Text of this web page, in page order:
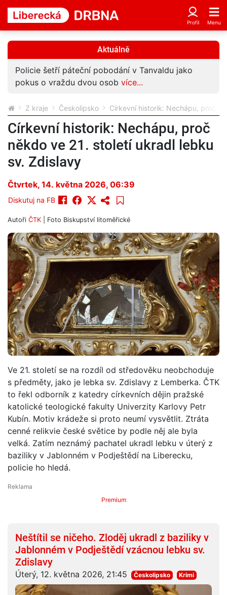
Aktuálně
Policie šetří páteční pobodání v Tanvaldu jako
pokus o vraždu dvou osob více...
Z kraje Českolipsko Církevní historik: Nechápu, proč
Církevní historik: Nechápu, proč
někdo ve 21. století ukradl lebku
sv. Zdislavy
Čtvrtek, 14. května 2026, 06:39
Diskutuj na FB
Autoři ČTK | Foto Biskupství litoměřické
Ve 21. století se na rozdíl od středověku neobchoduje
s předměty, jako je lebka sv. Zdislavy z Lemberka. ČTK
to řekl odborník z katedry církevních dějin pražské
katolické teologické fakulty Univerzity Karlovy Petr
Kubín. Motiv krádeže si proto neumí vysvětlit. Ztráta
cenné relikvie české světice by podle něj ale byla
velká. Zatím neznámý pachatel ukradl lebku v úterý z
baziliky v Jablonném v Podještědí na Liberecku,
policie ho hledá.
Premium
Neštítil se ničeho. Zloděj ukradl z baziliky v
Jablonném v Podještědí vzácnou lebku sv.
Zdislavy
Úterý, 12. května 2026, 21:45 Českolipsko Krimi